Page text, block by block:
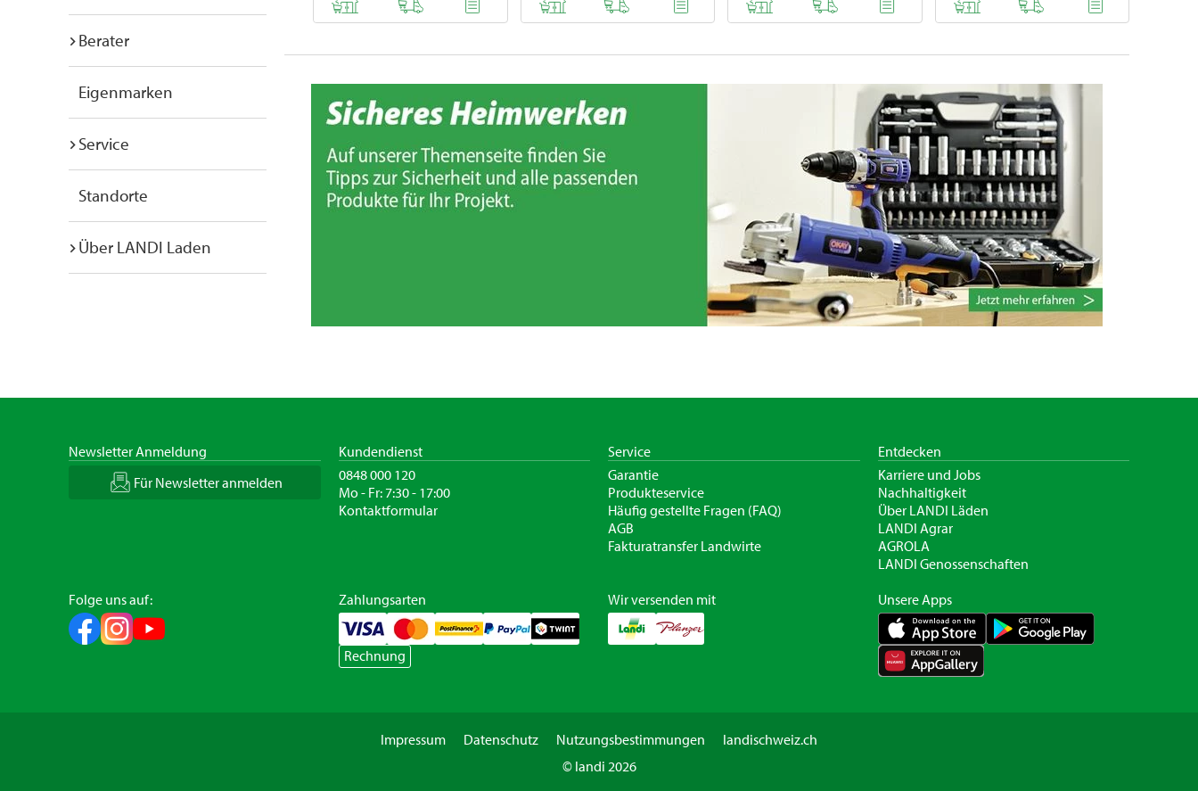
Berater
Eigenmarken
Service
Standorte
Über LANDI Laden
Newsletter Anmeldung
Für Newsletter anmelden
Kundendienst
0848 000 120
Mo - Fr: 7:30 - 17:00
Kontaktformular
Service
Garantie
Produkteservice
Häufig gestellte Fragen (FAQ)
AGB
Fakturatransfer Landwirte
Entdecken
Karriere und Jobs
Nachhaltigkeit
Über LANDI Läden
LANDI Agrar
AGROLA
LANDI Genossenschaften
Folge uns auf:
Zahlungsarten
Rechnung
Wir versenden mit Unsere Apps
Impressum Datenschutz Nutzungsbestimmungen
landischweiz.ch
© landi 2026